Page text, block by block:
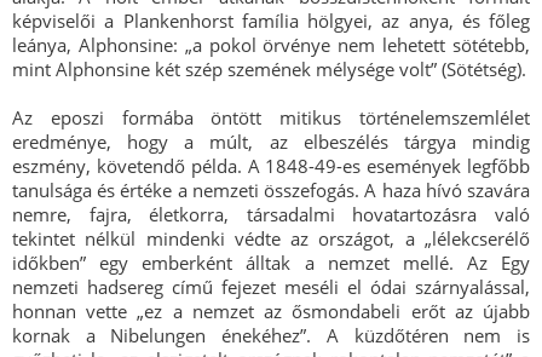
képviselői a Plankenhorst família hölgyei, az anya, és főleg
leánya, Alphonsine: „a pokol örvénye nem lehetett sötétebb,
mint Alphonsine két szép szemének mélysége volt” (Sötétség).
Az eposzi formába öntött mitikus történelemszemlélet
eredménye, hogy a múlt, az elbeszélés tárgya mindig
eszmény, követendő példa. A 1848-49-es események legfőbb
tanulsága és értéke a nemzeti összefogás. A haza hívó szavára
nemre, fajra, életkorra, társadalmi hovatartozásra való
tekintet nélkül mindenki védte az országot, a „lélekcserélő
időkben” egy emberként álltak a nemzet mellé. Az Egy
nemzeti hadsereg című fejezet meséli el ódai szárnyalással,
honnan vette „ez a nemzet az ősmondabeli erőt az újabb
kornak a Nibelungen énekéhez”. A küzdőtéren nem is